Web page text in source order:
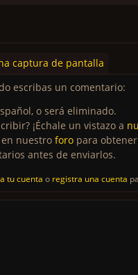
captura de pantalla
escribas un comentario:
o será eliminado.
¡Échale un vistazo a
nuestro foro para
antes de enviarlos.
tu cuenta o registra una cuenta